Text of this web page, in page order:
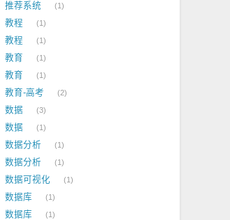
推荐系统 1
教程 1
教程 1
教育 1
教育 1
教育-高考 2
数据 3
数据 1
数据分析 1
数据分析 1
数据可视化 1
数据库 1
数据库 1